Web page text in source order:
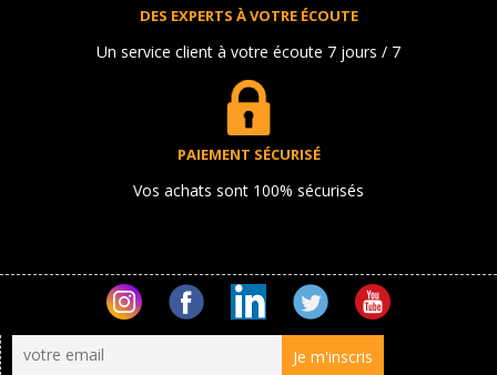
DES EXPERTS À VOTRE ÉCOUTE
Un service client à votre écoute 7 jours / 7
PAIEMENT SÉCURISÉ
Vos achats sont 100% sécurisés